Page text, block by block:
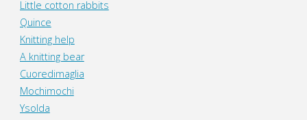
Little cotton rabbits
Quince
Knitting help
A knitting bear
Cuoredimaglia
Mochimochi
Ysolda